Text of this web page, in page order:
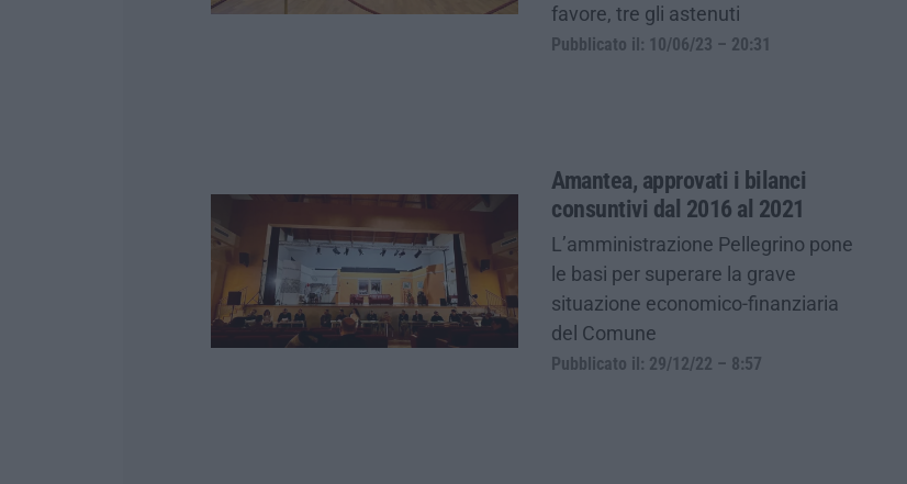
favore, tre gli astenuti
Pubblicato il: 10/06/23 – 20:31
Amantea, approvati i bilanci
consuntivi dal 2016 al 2021
L’amministrazione Pellegrino pone
le basi per superare la grave
situazione economico-finanziaria
del Comune
Pubblicato il: 29/12/22 – 8:57